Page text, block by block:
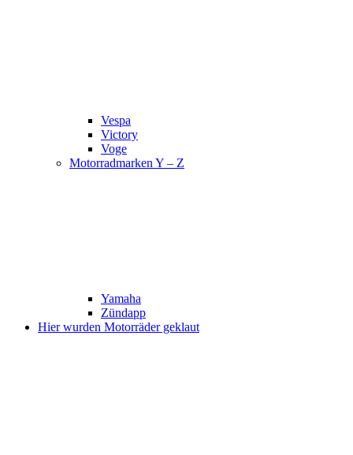
Vespa
Victory
Voge
Motorradmarken Y – Z
Yamaha
Zündapp
Hier wurden Motorräder geklaut